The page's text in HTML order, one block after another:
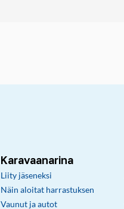
Karavaanarina
Liity jäseneksi
Näin aloitat harrastuksen
Vaunut ja autot